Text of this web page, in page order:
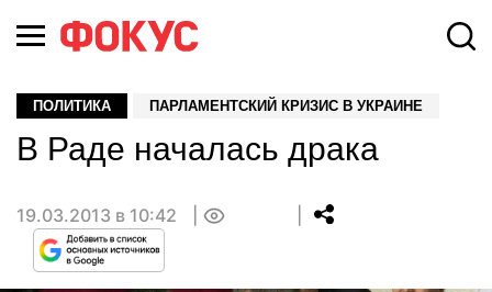
ПОЛИТИКА ПАРЛАМЕНТСКИЙ КРИЗИС В УКРАИНЕ
В Раде началась драка
19.03.2013 в 10:42